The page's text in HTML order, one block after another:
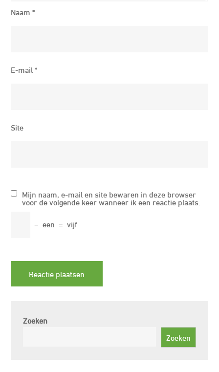
Naam*
E-mail*
Site
Mijn naam, e-mail en site bewaren in deze browser
voor de volgende keer wanneer ik een reactie plaats.
− een = vijf
Zoeken
Zoeken